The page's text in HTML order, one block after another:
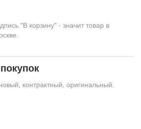
"В корзину" - значит товар в
контрактный, оригинальный.